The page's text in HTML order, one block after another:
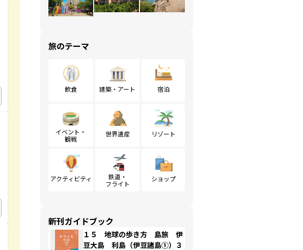
旅のテーマ
飲食 建築・アート 宿泊
イベント・
観戦
世界遺産 リゾート
アクティビティ
鉄道・
フライト
ショップ
新刊ガイドブック
１５ 地球の歩き方 島旅 伊
豆大島 利島（伊豆諸島①）３